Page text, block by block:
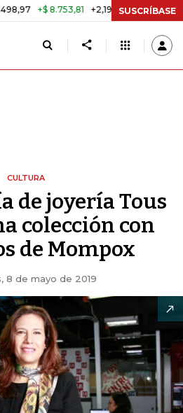
8.753,81 +2,19% TASA DE USURA
SUSCRÍBASE
CULTURA
de joyería Tous
colección con
de Mompox
8 de mayo de 2019